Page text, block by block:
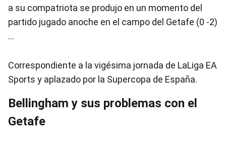
a su compatriota se produjo en un momento del
partido jugado anoche en el campo del Getafe (0 -2)
…
Correspondiente a la vigésima jornada de LaLiga EA
Sports y aplazado por la Supercopa de España.
Bellingham y sus problemas con el
Getafe